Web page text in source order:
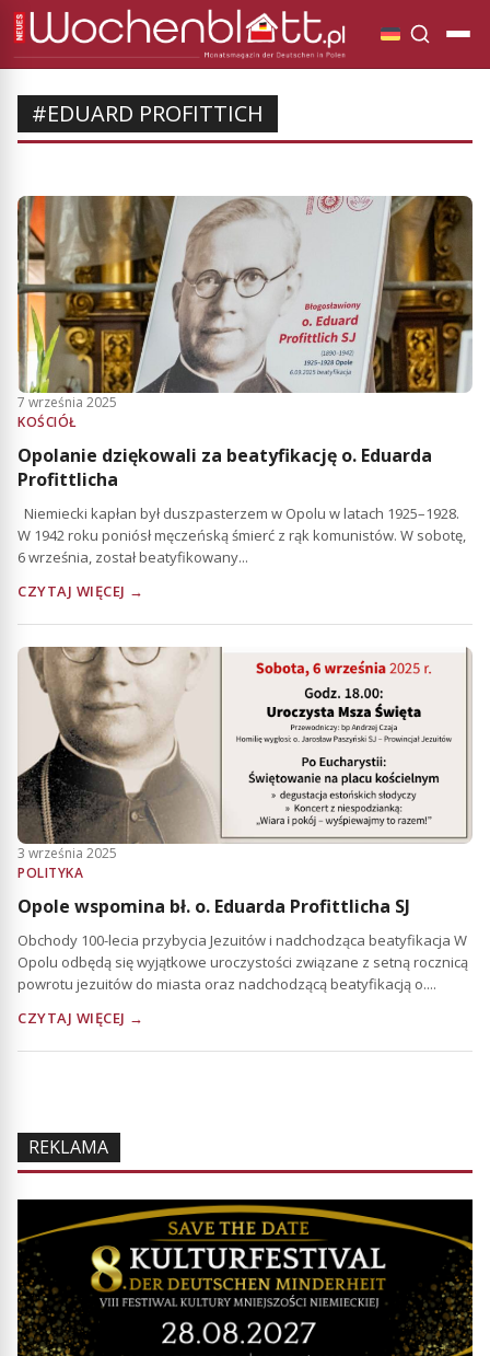
#EDUARD PROFITTICH
7 września 2025
KOŚCIÓŁ
Opolanie dziękowali za beatyfikację o. Eduarda
Profittlicha
Niemiecki kapłan był duszpasterzem w Opolu w latach 1925–1928.
W 1942 roku poniósł męczeńską śmierć z rąk komunistów. W sobotę,
6 września, został beatyfikowany...
CZYTAJ WIĘCEJ →
3 września 2025
POLITYKA
Opole wspomina bł. o. Eduarda Profittlicha SJ
Obchody 100-lecia przybycia Jezuitów i nadchodząca beatyfikacja W
Opolu odbędą się wyjątkowe uroczystości związane z setną rocznicą
powrotu jezuitów do miasta oraz nadchodzącą beatyfikacją o....
CZYTAJ WIĘCEJ →
REKLAMA